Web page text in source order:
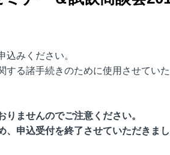
みください。
する諸手続きのために使用させてい
ませんのでご注意ください。
申込受付を終了させていただきま